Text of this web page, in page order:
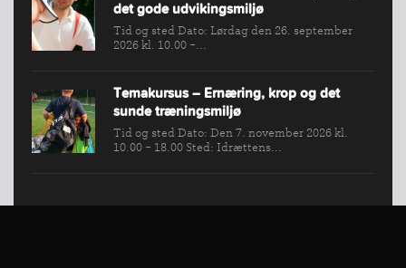
det gode udvikingsmiljø
Tid og sted Dato: Lørdag den 26. september
2026 kl. 10.00 -...
Temakursus – Ernæring, krop og det
sunde træningsmiljø
Tid og sted Dato: Den 7. november 2026 kl.
10.00 - 18.00 Sted: Idrættens...